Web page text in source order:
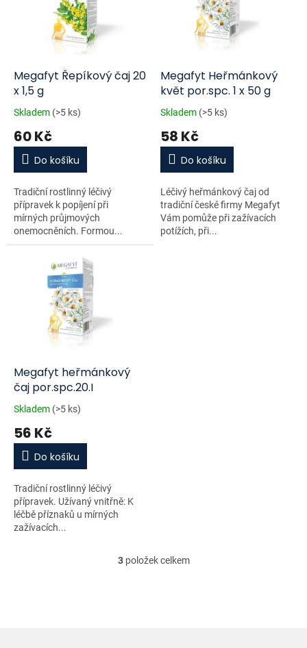
ů
d
u
Megafyt Řepíkový čaj 20
x 1,5 g
Skladem (>5 ks)
60 Kč
Do košíku
Tradiční rostlinný léčivý
přípravek k popíjení při
mírných průjmových
onemocněních. Formou...
Megafyt Heřmánkový
květ por.spc. 1 x 50 g
Skladem (>5 ks)
58 Kč
Do košíku
Léčivý heřmánkový čaj od
tradiční české firmy Megafyt
Vám pomůže při zažívacích
potížích, při...
Megafyt heřmánkový
čaj por.spc.20.I
Skladem (>5 ks)
56 Kč
Do košíku
Tradiční rostlinný léčivý
přípravek. Užívaný vnitřně: K
léčbě příznaků u mírných
zažívacích...
O
3položek celkem